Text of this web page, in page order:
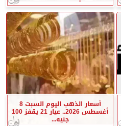
أسعار الذهب اليوم السبت 8
أغسطس 2026.. عيار 21 يقفز 100
جنيه...